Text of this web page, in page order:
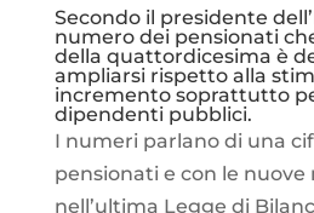
Secondo il presidente
numero dei pensionati
della quattordicesima è
ampliarsi rispetto alla
incremento soprattutto
dipendenti pubblici.
I numeri parlano di una
pensionati e con le
nell’ultima Legge di